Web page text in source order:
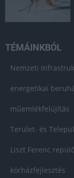
TÉMÁINKBÓL
Nemzeti
energetikai
műemlékfelújítás
Terület- és
Liszt Ferenc
kórházfejlesztés